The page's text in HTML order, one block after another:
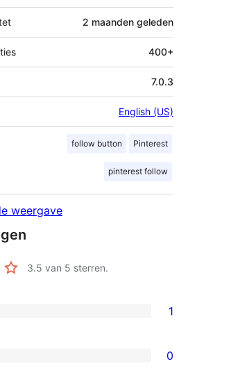
2 maanden geleden
400+
7.0.3
English (US)
follow button Pinterest
pinterest follow
weergave
3.5 van 5 sterren.
1
0